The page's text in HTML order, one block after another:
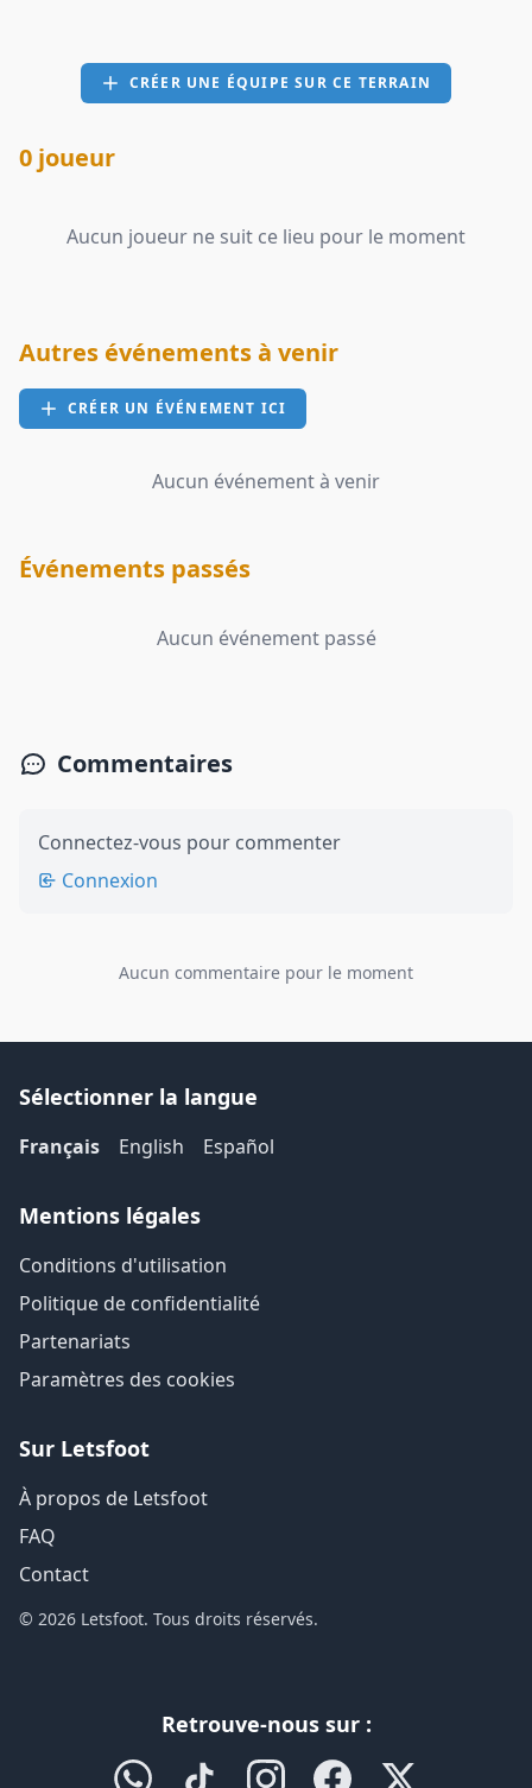
CRÉER UNE ÉQUIPE SUR CE TERRAIN
0 joueur
Aucun joueur ne suit ce lieu pour le moment
Autres événements à venir
CRÉER UN ÉVÉNEMENT ICI
Aucun événement à venir
Événements passés
Aucun événement passé
Commentaires
Connectez-vous pour commenter
Connexion
Aucun commentaire pour le moment
Sélectionner la langue
Français English Español
Mentions légales
Conditions d'utilisation
Politique de confidentialité
Partenariats
Paramètres des cookies
Sur Letsfoot
À propos de Letsfoot
FAQ
Contact
© 2026 Letsfoot. Tous droits réservés.
Retrouve-nous sur :